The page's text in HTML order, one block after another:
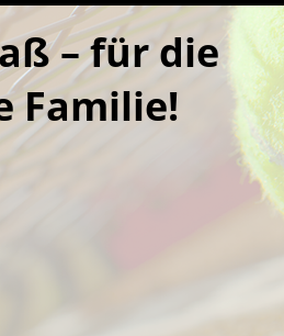
– für die
Familie!